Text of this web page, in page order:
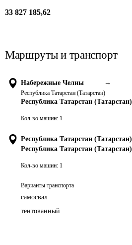
33 827 185,62
Маршруты и транспорт
Набережные Челны →
Республика Татарстан (Татарстан)
Республика Татарстан (Татарстан)
Кол-во машин: 1
Республика Татарстан (Татарстан)
Республика Татарстан (Татарстан)
Кол-во машин: 1
Варианты транспорта
самосвал
тентованный